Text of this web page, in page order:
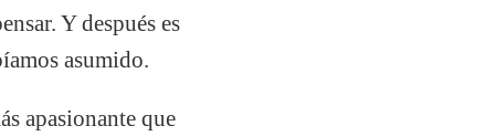
Y después es
asumido.
apasionante que